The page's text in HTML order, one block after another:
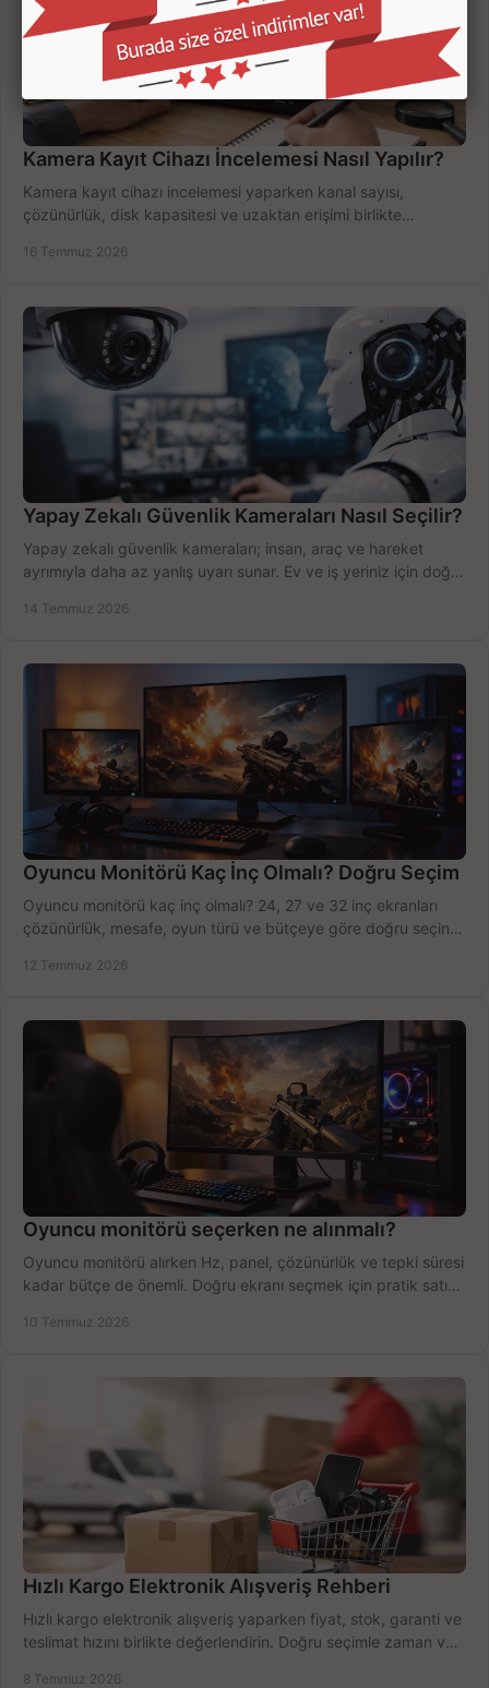
Kamera Kayıt Cihazı İncelemesi Nasıl Yapılır?
Kamera kayıt cihazı incelemesi yaparken kanal sayısı,
çözünürlük, disk kapasitesi ve uzaktan erişimi birlikte
16 Temmuz 2026
Yapay Zekalı Güvenlik Kameraları Nasıl Seçilir?
Yapay zekalı güvenlik kameraları; insan, araç ve hareket
ayrımıyla daha az yanlış uyarı sunar. Ev ve iş yeriniz için doğru
14 Temmuz 2026
Oyuncu Monitörü Kaç İnç Olmalı? Doğru Seçim
Oyuncu monitörü kaç inç olmalı? 24, 27 ve 32 inç ekranları
çözünürlük, mesafe, oyun türü ve bütçeye göre doğru seçin,
12 Temmuz 2026
Oyuncu monitörü seçerken ne alınmalı?
Oyuncu monitörü alırken Hz, panel, çözünürlük ve tepki süresi
kadar bütçe de önemli. Doğru ekranı seçmek için pratik satın
10 Temmuz 2026
Hızlı Kargo Elektronik Alışveriş Rehberi
Hızlı kargo elektronik alışveriş yaparken fiyat, stok, garanti ve
teslimat hızını birlikte değerlendirin. Doğru seçimle zaman ve
8 Temmuz 2026